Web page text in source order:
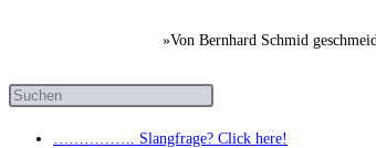
»Von Bernhard Schmid
……………. Slang­fra­ge? Click here!